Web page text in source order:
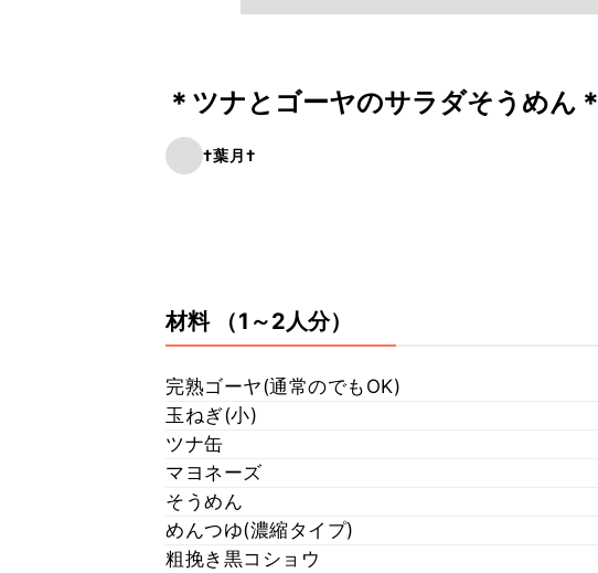
＊ツナとゴーヤのサラダそうめん＊
†葉月†
材料 （1～2人分）
完熟ゴーヤ(通常のでもOK)
玉ねぎ(小)
ツナ缶
マヨネーズ
そうめん
めんつゆ(濃縮タイプ)
粗挽き黒コショウ